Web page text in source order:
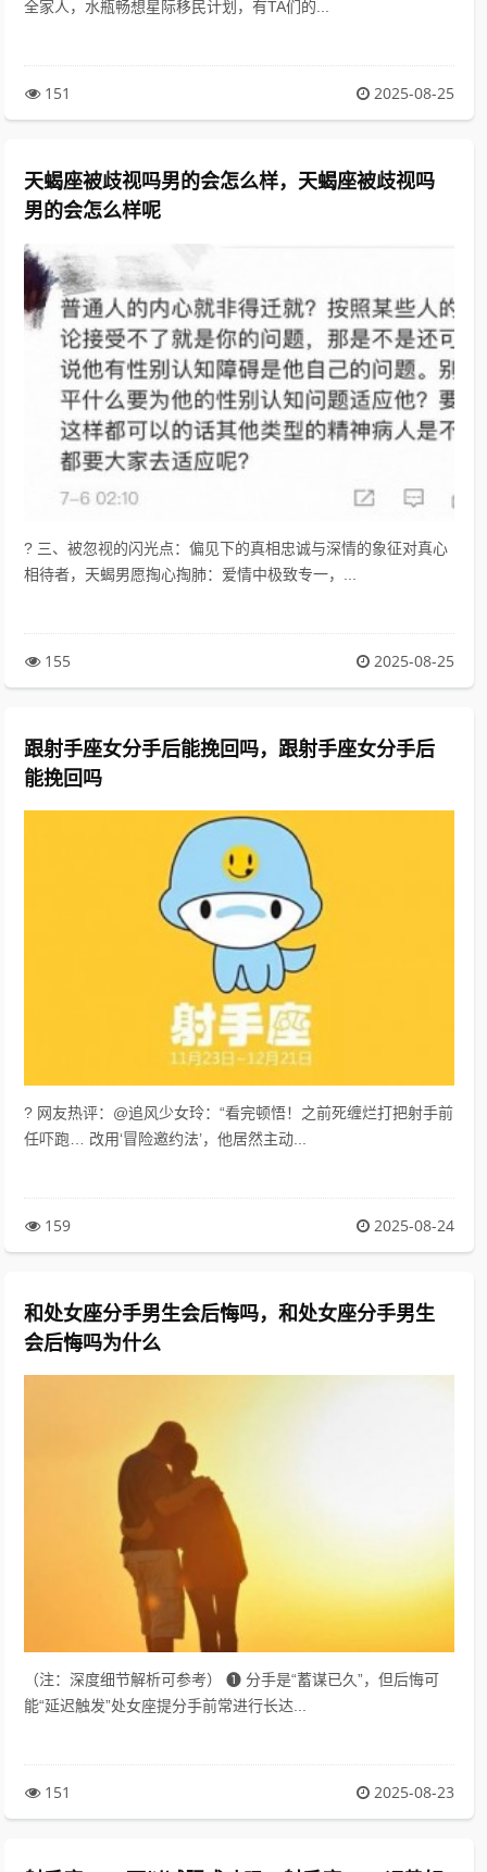
全家人，水瓶畅想星际移民计划，有TA们的...
151 2025-08-25
天蝎座被歧视吗男的会怎么样，天蝎座被歧视吗
男的会怎么样呢
? 三、被忽视的闪光点：偏见下的真相忠诚与深情的象征对真心
相待者，天蝎男愿掏心掏肺：爱情中极致专一，...
155 2025-08-25
跟射手座女分手后能挽回吗，跟射手座女分手后
能挽回吗
? 网友热评：@追风少女玲：“看完顿悟！之前死缠烂打把射手前
任吓跑… 改用‘冒险邀约法’，他居然主动...
159 2025-08-24
和处女座分手男生会后悔吗，和处女座分手男生
会后悔吗为什么
（注：深度细节解析可参考） ❶ 分手是“蓄谋已久”，但后悔可
能“延迟触发”处女座提分手前常进行长达...
151 2025-08-23